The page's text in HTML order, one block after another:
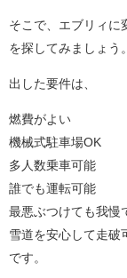
そこで、エブリィに
を探してみましょう。
出した要件は、
燃費がよい
機械式駐車場OK
多人数乗車可能
誰でも運転可能
最悪ぶつけても我慢
雪道を安心して走破
です。